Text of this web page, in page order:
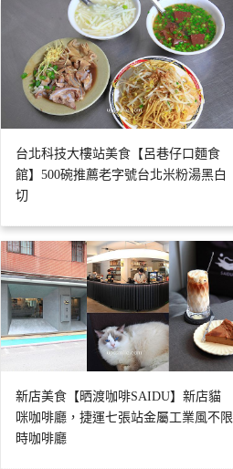
台北科技大樓站美食【呂巷仔口麵食
館】500碗推薦老字號台北米粉湯黑白
切
新店美食【晒渡咖啡SAIDU】新店貓
咪咖啡廳，捷運七張站金屬工業風不限
時咖啡廳